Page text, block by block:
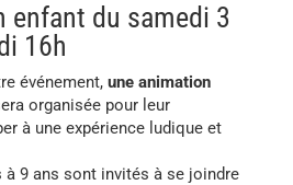
enfant du samedi 3
16h
événement, une animation
organisée pour leur
à une expérience ludique et
à 9 ans sont invités à se joindre